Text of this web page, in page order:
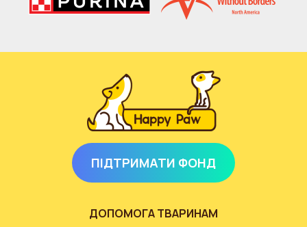
ПІДТРИМАТИ ФОНД
ДОПОМОГА ТВАРИНАМ